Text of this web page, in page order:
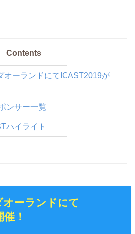
Contents
オーランドにてICAST2019が
ンサー一覧
ハイライト
ーランドにて
！